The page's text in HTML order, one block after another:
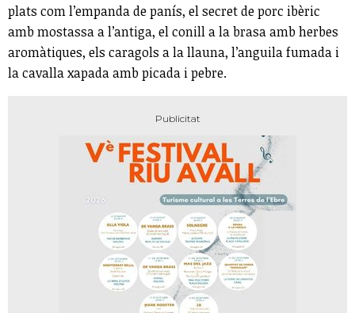
plats com l’empanda de panís, el secret de porc ibèric
amb mostassa a l’antiga, el conill a la brasa amb herbes
aromàtiques, els caragols a la llauna, l’anguila fumada i
la cavalla xapada amb picada i pebre.